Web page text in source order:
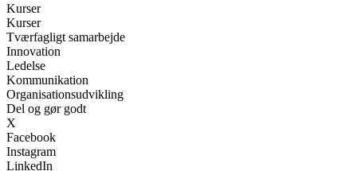
Kurser
Kurser
Tværfagligt samarbejde
Innovation
Ledelse
Kommunikation
Organisationsudvikling
Del og gør godt
X
Facebook
Instagram
LinkedIn